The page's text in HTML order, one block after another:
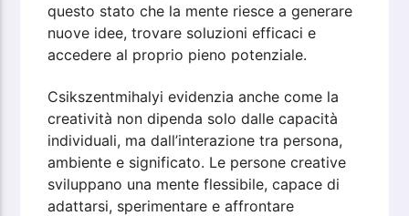
questo stato che la mente riesce a generare
nuove idee, trovare soluzioni efficaci e
accedere al proprio pieno potenziale.
Csikszentmihalyi evidenzia anche come la
creatività non dipenda solo dalle capacità
individuali, ma dall’interazione tra persona,
ambiente e significato. Le persone creative
sviluppano una mente flessibile, capace di
adattarsi, sperimentare e affrontare